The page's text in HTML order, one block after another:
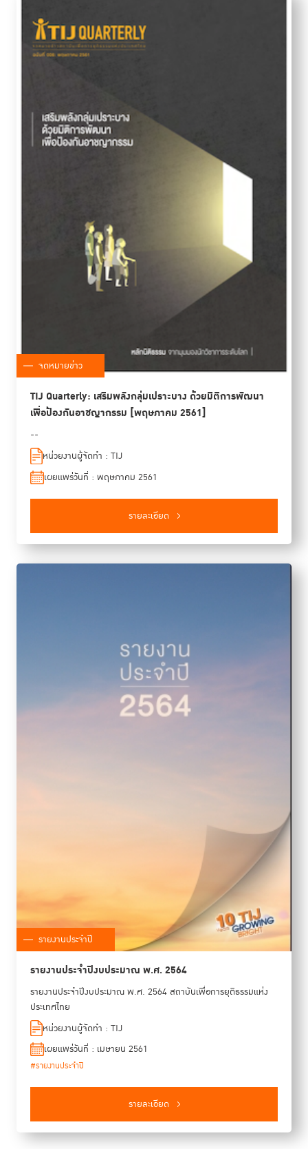
จดหมายข่าว
TIJ Quarterly: เสริมพลังกลุ่มเปราะบาง ด้วยมิติการพัฒนา
เพื่อป้องกันอาชญากรรม [พฤษภาคม 2561]
--
หน่วยงานผู้จัดทำ : TIJ
เผยแพร่วันที่ : พฤษภาคม 2561
รายละเอียด
รายงานประจำปี
รายงานประจำปีงบประมาณ พ.ศ. 2564
รายงานประจำปีงบประมาณ พ.ศ. 2564 สถาบันเพื่อการยุติธรรมแห่ง
ประเทศไทย
หน่วยงานผู้จัดทำ : TIJ
เผยแพร่วันที่ : เมษายน 2561
#รายงานประจำปี
รายละเอียด